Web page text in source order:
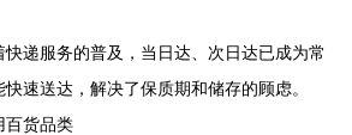
递服务的普及，当日达、次日达已成为常
速送达，解决了保质期和储存的顾虑。
百货品类